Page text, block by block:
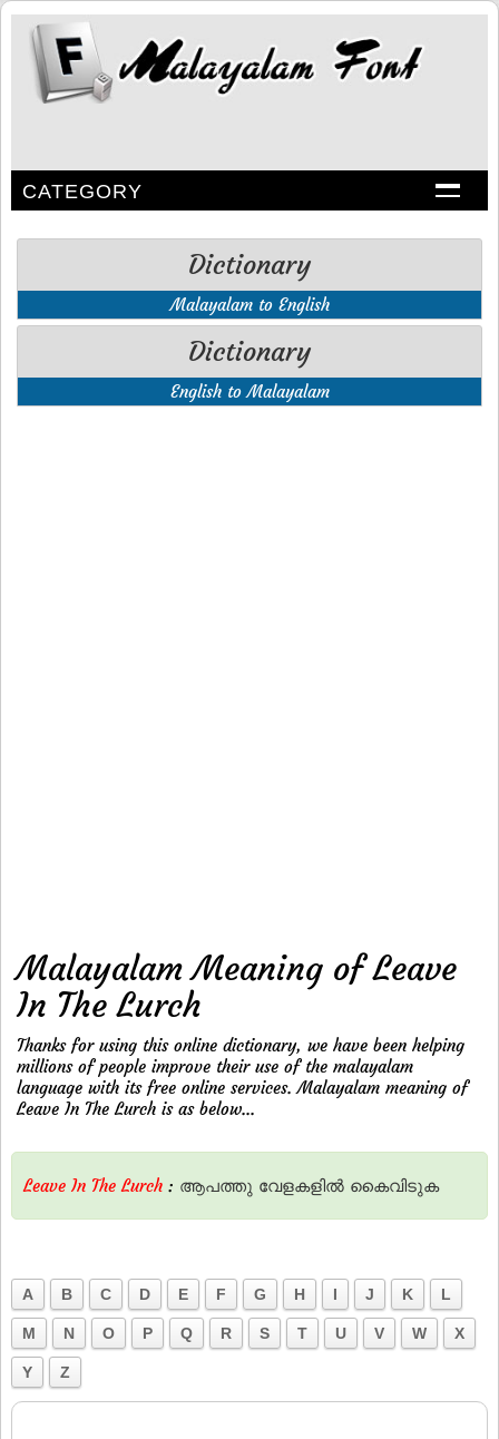
CATEGORY
Dictionary
Malayalam to English
Dictionary
English to Malayalam
Malayalam Meaning of Leave
In The Lurch
Thanks for using this online dictionary, we have been helping
millions of people improve their use of the malayalam
language with its free online services. Malayalam meaning of
Leave In The Lurch is as below...
Leave In The Lurch : ആപത്തു വേളകളില്‍ കൈവിടുക
A B C D E F G H I J K L
M N O P Q R S T U V W X
Y Z